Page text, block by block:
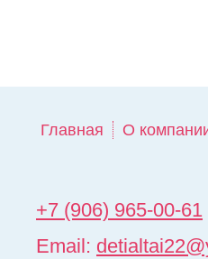
Главная О
+7 (906) 965-00-61
Email: